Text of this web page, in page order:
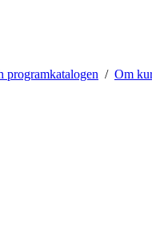
programkatalogen Om